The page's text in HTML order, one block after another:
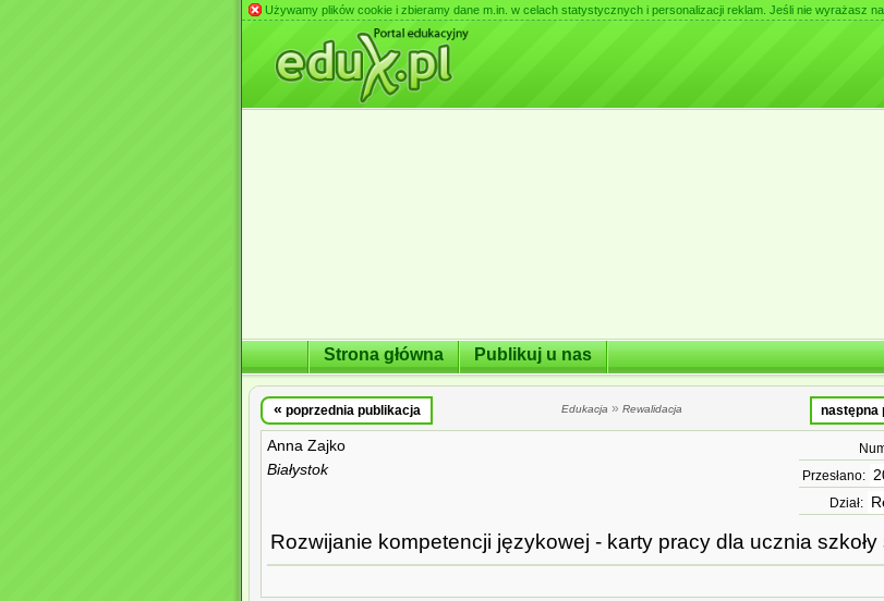
Używamy plików cookie i zbieramy dane m.in. w celach statystycznych i personalizacji reklam. Jeśli nie wyrażasz
Strona główna Publikuj u nas
« poprzednia publikacja Edukacja » Rewalidacja następna
Anna Zajko
Białystok
Przesłano:
Dział:
Rozwijanie kompetencji językowej - karty pracy dla ucznia szkoły